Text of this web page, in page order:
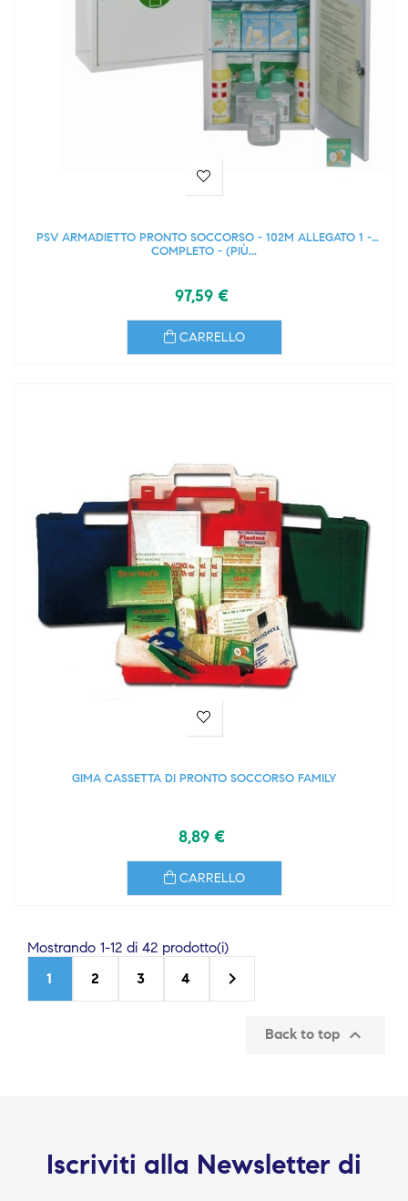
PSV ARMADIETTO PRONTO SOCCORSO - 102M ALLEGATO 1 -
COMPLETO - (PIÙ...
97,59 €
CARRELLO
GIMA CASSETTA DI PRONTO SOCCORSO FAMILY
8,89 €
CARRELLO
Mostrando 1-12 di 42 prodotto(i)
1
2 3 4 
Back to top 
Iscriviti alla Newsletter di